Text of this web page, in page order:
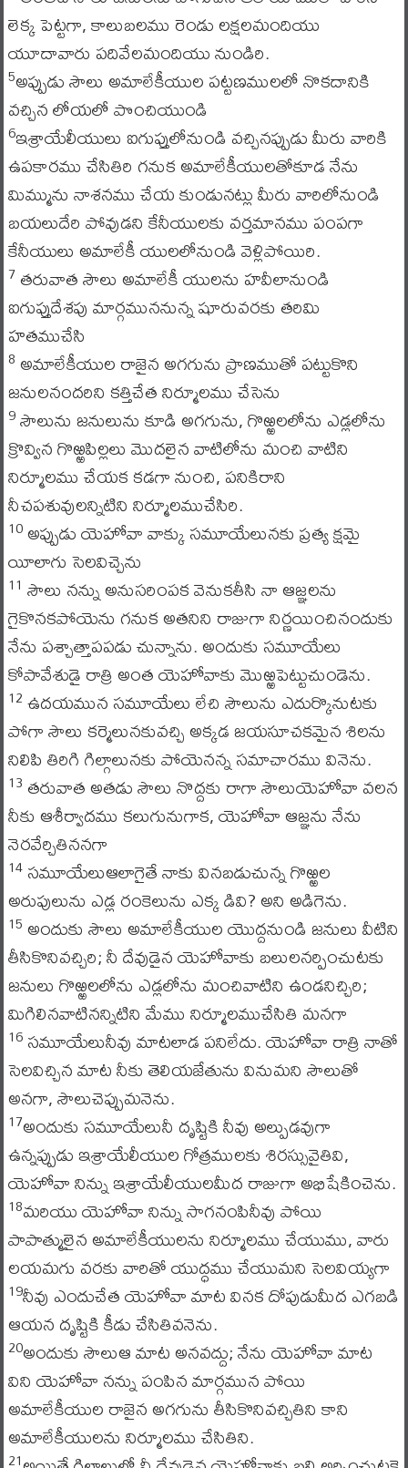
లెక్క పెట్టగా, కాలుబలము రెండు లక్షలమందియు
యూదావారు పదివేలమందియు నుండిరి.
5అప్పుడు సౌలు అమాలేకీయుల పట్టణములలో నొకదానికి
వచ్చిన లోయలో పొంచియుండి
6ఇశ్రాయేలీయులు ఐగుప్తులోనుండి వచ్చినప్పుడు మీరు వారికి
ఉపకారము చేసితిరి గనుక అమాలేకీయులతోకూడ నేను
మిమ్మును నాశనము చేయ కుండునట్లు మీరు వారిలోనుండి
బయలుదేరి పోవుడని కేనీయులకు వర్తమానము పంపగా
కేనీయులు అమాలేకీ యులలోనుండి వెళ్లిపోయిరి.
7తరువాత సౌలు అమాలేకీ యులను హవీలానుండి
ఐగుప్తుదేశపు మార్గముననున్న షూరువరకు తరిమి
హతముచేసి
8 అమాలేకీయుల రాజైన అగగును ప్రాణముతో పట్టుకొని
జనులనందరిని కత్తిచేత నిర్మూలము చేసెను
9సౌలును జనులును కూడి అగగును, గొఱ్ఱలలోను ఎడ్లలోను
క్రొవ్విన గొఱ్ఱపిల్లలు మొదలైన వాటిలోను మంచి వాటిని
నిర్మూలము చేయక కడగా నుంచి, పనికిరాని
నీచపశువులన్నిటిని నిర్మూలముచేసిరి.
10అప్పుడు యెహోవా వాక్కు సమూయేలునకు ప్రత్య క్షమై
యీలాగు సెలవిచ్చెను
11 సౌలు నన్ను అనుసరింపక వెనుకతీసి నా ఆజ్ఞలను
గైకొనకపోయెను గనుక అతనిని రాజుగా నిర్ణయించినందుకు
నేను పశ్చాత్తాపపడు చున్నాను. అందుకు సమూయేలు
కోపావేశుడై రాత్రి అంత యెహోవాకు మొఱ్ఱపెట్టుచుండెను.
12 ఉదయమున సమూయేలు లేచి సౌలును ఎదుర్కొనుటకు
పోగా సౌలు కర్మెలునకువచ్చి అక్కడ జయసూచకమైన శిలను
నిలిపి తిరిగి గిల్గాలునకు పోయెనన్న సమాచారము వినెను.
13 తరువాత అతడు సౌలు నొద్దకు రాగా సౌలుయెహోవా వలన
నీకు ఆశీర్వాదము కలుగునుగాక, యెహోవా ఆజ్ఞను నేను
నెరవేర్చితిననగా
14సమూయేలుఆలాగైతే నాకు వినబడుచున్న గొఱ్ఱల
అరుపులును ఎడ్ల రంకెలును ఎక్క డివి? అని అడిగెను.
15 అందుకు సౌలు అమాలేకీయుల యొద్దనుండి జనులు వీటిని
తీసికొనివచ్చిరి; నీ దేవుడైన యెహోవాకు బలులనర్పించుటకు
జనులు గొఱ్ఱలలోను ఎడ్లలోను మంచివాటిని ఉండనిచ్చిరి;
మిగిలినవాటినన్నిటిని మేము నిర్మూలముచేసితి మనగా
16సమూయేలునీవు మాటలాడ పనిలేదు. యెహోవా రాత్రి నాతో
సెలవిచ్చిన మాట నీకు తెలియజేతును వినుమని సౌలుతో
అనగా, సౌలుచెప్పుమనెను.
17అందుకు సమూయేలునీ దృష్టికి నీవు అల్పుడవుగా
ఉన్నప్పుడు ఇశ్రాయేలీయుల గోత్రములకు శిరస్సువైతివి,
యెహోవా నిన్ను ఇశ్రాయేలీయులమీద రాజుగా అభిషేకించెను.
18మరియు యెహోవా నిన్ను సాగనంపినీవు పోయి
పాపాత్ములైన అమాలేకీయులను నిర్మూలము చేయుము, వారు
లయమగు వరకు వారితో యుద్ధము చేయుమని సెలవియ్యగా
19నీవు ఎందుచేత యెహోవా మాట వినక దోపుడుమీద ఎగబడి
ఆయన దృష్టికి కీడు చేసితివనెను.
20అందుకు సౌలుఆ మాట అనవద్దు; నేను యెహోవా మాట
విని యెహోవా నన్ను పంపిన మార్గమున పోయి
అమాలేకీయుల రాజైన అగగును తీసికొనివచ్చితిని కాని
అమాలేకీయులను నిర్మూలము చేసితిని.
21